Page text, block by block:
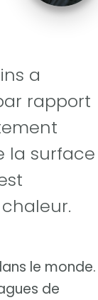
a
rapport
la surface
le monde.
de